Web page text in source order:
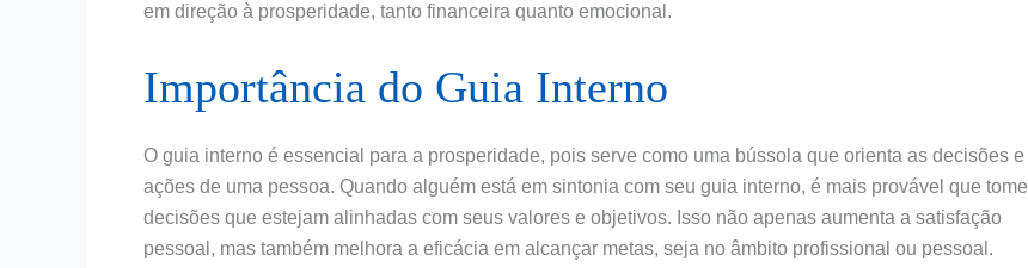
em direção à prosperidade, tanto financeira quanto emocional.
Importância do Guia Interno
O guia interno é essencial para a prosperidade, pois serve como uma bússola que orienta as decisões e
ações de uma pessoa. Quando alguém está em sintonia com seu guia interno, é mais provável que tome
decisões que estejam alinhadas com seus valores e objetivos. Isso não apenas aumenta a satisfação
pessoal, mas também melhora a eficácia em alcançar metas, seja no âmbito profissional ou pessoal.